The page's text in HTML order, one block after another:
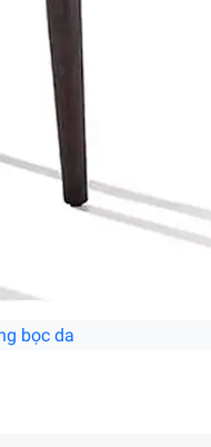
bọc da